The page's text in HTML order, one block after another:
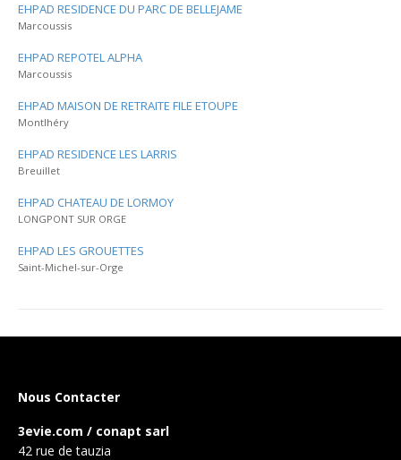
EHPAD RESIDENCE DU PARC DE BELLEJAME
Marcoussis
EHPAD REPOTEL ALPHA
Marcoussis
EHPAD MAISON DE RETRAITE FILE ETOUPE
Montlhéry
EHPAD RESIDENCE LES LARRIS
Breuillet
EHPAD CHATEAU DE LORMOY
LONGPONT SUR ORGE
EHPAD LES GROUETTES
Saint-Michel-sur-Orge
Nous Contacter
3evie.com / conapt sarl
42 rue de tauzia